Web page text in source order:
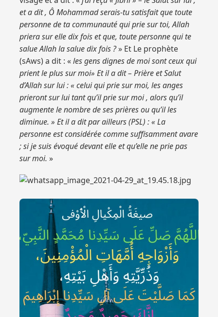
et a dit , Ô Mohammad serais-tu satisfait que toute
personne de ta communauté qui prie sur toi, Allah
priera sur elle dix fois et que, toute personne qui te
salue Allah la salue dix fois ?» Et Le prophète
(sAws) a dit : «les gens dignes de moi sont ceux qui
prient le plus sur moi» Et il a dit – Prière et Salut
d’Allah sur lui : « celui qui prie sur moi, les anges
prieront sur lui tant qu’il prie sur moi , alors qu’il
augmente le nombre de ses prières ou qu’il les
diminue. » Et il a dit par ailleurs (PSL) : « La
personne est considérée comme suffisamment avare
; si je suis évoqué devant elle et qu’elle ne prie pas
sur moi. »